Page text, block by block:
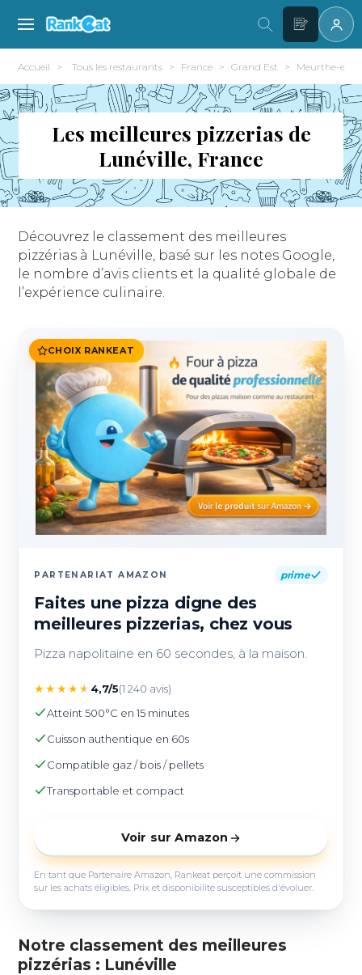
Accueil Tous les restaurants France Grand Est Meurthe-et-
Les meilleures pizzerias de
Lunéville, France
Découvrez le classement des meilleures
pizzérias à Lunéville, basé sur les notes Google,
le nombre d’avis clients et la qualité globale de
l’expérience culinaire.
CHOIX RANKEAT
PARTENARIAT AMAZON prime
Faites une pizza digne des
meilleures pizzerias, chez vous
Pizza napolitaine en 60 secondes, à la maison.
★★★★★ 4,7/5(1 240 avis)
Atteint 500°C en 15 minutes
Cuisson authentique en 60s
Compatible gaz / bois / pellets
Transportable et compact
Voir sur Amazon
En tant que Partenaire Amazon, Rankeat perçoit une commission
sur les achats éligibles. Prix et disponibilité susceptibles d'évoluer.
Notre classement des meilleures
pizzérias : Lunéville